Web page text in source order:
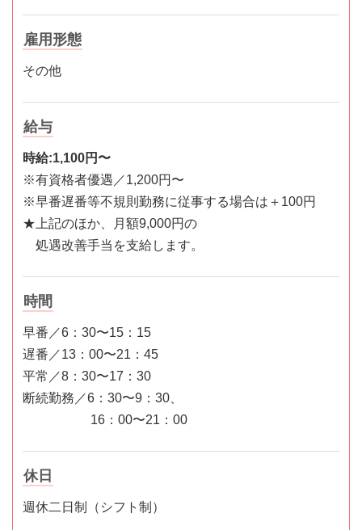
雇用形態
その他
給与
時給:1,100円〜
※有資格者優遇／1,200円〜
※早番遅番等不規則勤務に従事する場合は＋100円
★上記のほか、月額9,000円の
処遇改善手当を支給します。
時間
早番／6：30〜15：15
遅番／13：00〜21：45
平常／8：30〜17：30
断続勤務／6：30〜9：30、
16：00〜21：00
休日
週休二日制（シフト制）